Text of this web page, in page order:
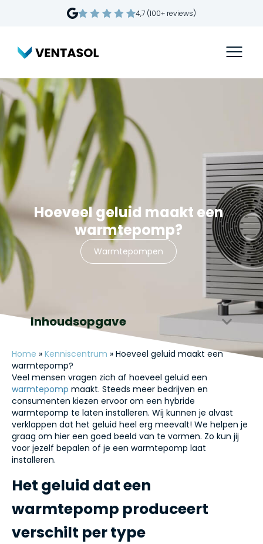
4,7 (100+ reviews)
Hoeveel geluid maakt een
warmtepomp?
Warmtepompen
Inhoudsopgave
Home » Kenniscentrum » Hoeveel geluid maakt een
warmtepomp?
Veel mensen vragen zich af hoeveel geluid een
warmtepomp maakt. Steeds meer bedrijven en
consumenten kiezen ervoor om een hybride
warmtepomp te laten installeren. Wij kunnen je alvast
verklappen dat het geluid heel erg meevalt! We helpen je
graag om hier een goed beeld van te vormen. Zo kun jij
voor jezelf bepalen of je een warmtepomp laat
installeren.
Het geluid dat een
warmtepomp produceert
verschilt per type